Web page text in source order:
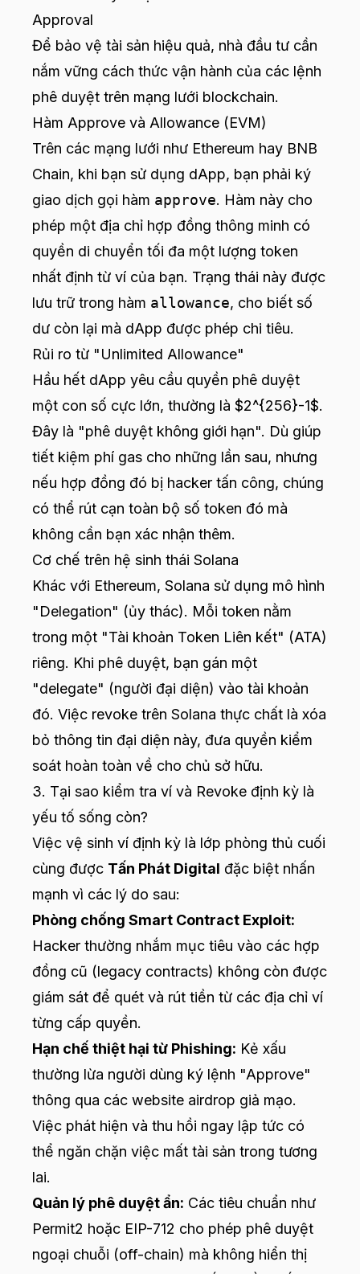
Approval
Để bảo vệ tài sản hiệu quả, nhà đầu tư cần
nắm vững cách thức vận hành của các lệnh
phê duyệt trên mạng lưới blockchain.
Hàm Approve và Allowance (EVM)
Trên các mạng lưới như Ethereum hay BNB
Chain, khi bạn sử dụng dApp, bạn phải ký
giao dịch gọi hàm approve. Hàm này cho
phép một địa chỉ hợp đồng thông minh có
quyền di chuyển tối đa một lượng token
nhất định từ ví của bạn. Trạng thái này được
lưu trữ trong hàm allowance, cho biết số
dư còn lại mà dApp được phép chi tiêu.
Rủi ro từ "Unlimited Allowance"
Hầu hết dApp yêu cầu quyền phê duyệt
một con số cực lớn, thường là $2^{256}-1$.
Đây là "phê duyệt không giới hạn". Dù giúp
tiết kiệm phí gas cho những lần sau, nhưng
nếu hợp đồng đó bị hacker tấn công, chúng
có thể rút cạn toàn bộ số token đó mà
không cần bạn xác nhận thêm.
Cơ chế trên hệ sinh thái Solana
Khác với Ethereum, Solana sử dụng mô hình
"Delegation" (ủy thác). Mỗi token nằm
trong một "Tài khoản Token Liên kết" (ATA)
riêng. Khi phê duyệt, bạn gán một
"delegate" (người đại diện) vào tài khoản
đó. Việc revoke trên Solana thực chất là xóa
bỏ thông tin đại diện này, đưa quyền kiểm
soát hoàn toàn về cho chủ sở hữu.
3. Tại sao kiểm tra ví và Revoke định kỳ là
yếu tố sống còn?
Việc vệ sinh ví định kỳ là lớp phòng thủ cuối
cùng được Tấn Phát Digital đặc biệt nhấn
mạnh vì các lý do sau:
Phòng chống Smart Contract Exploit:
Hacker thường nhắm mục tiêu vào các hợp
đồng cũ (legacy contracts) không còn được
giám sát để quét và rút tiền từ các địa chỉ ví
từng cấp quyền.
Hạn chế thiệt hại từ Phishing: Kẻ xấu
thường lừa người dùng ký lệnh "Approve"
thông qua các website airdrop giả mạo.
Việc phát hiện và thu hồi ngay lập tức có
thể ngăn chặn việc mất tài sản trong tương
lai.
Quản lý phê duyệt ẩn: Các tiêu chuẩn như
Permit2 hoặc EIP-712 cho phép phê duyệt
ngoại chuỗi (off-chain) mà không hiển thị